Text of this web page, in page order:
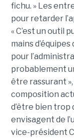
fichu. » Les
pour retarder
« C’est un outil
mains
pour
probablement
être rassurant
composition
d’être bien trop
envisagent de
vice-président